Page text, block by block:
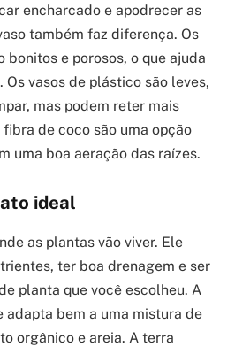
encharcado e apodrecer as
também faz diferença. Os
bonitos e porosos, o que ajuda
Os vasos de plástico são leves,
mas podem reter mais
de coco são uma opção
uma boa aeração das raízes.
ideal
as plantas vão viver. Ele
ter boa drenagem e ser
planta que você escolheu. A
adapta bem a uma mistura de
orgânico e areia. A terra